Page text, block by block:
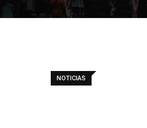
NOTICIAS